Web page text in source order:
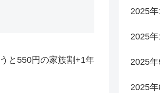
と550円の家族割+1年
2025年
2025年
2025年
2025年